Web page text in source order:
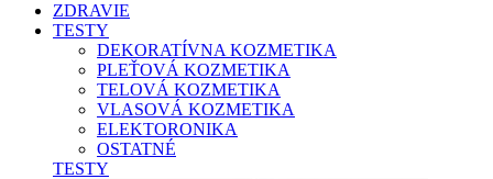
ZDRAVIE
TESTY
DEKORATÍVNA KOZMETIKA
PLEŤOVÁ KOZMETIKA
TELOVÁ KOZMETIKA
VLASOVÁ KOZMETIKA
ELEKTORONIKA
OSTATNÉ
TESTY